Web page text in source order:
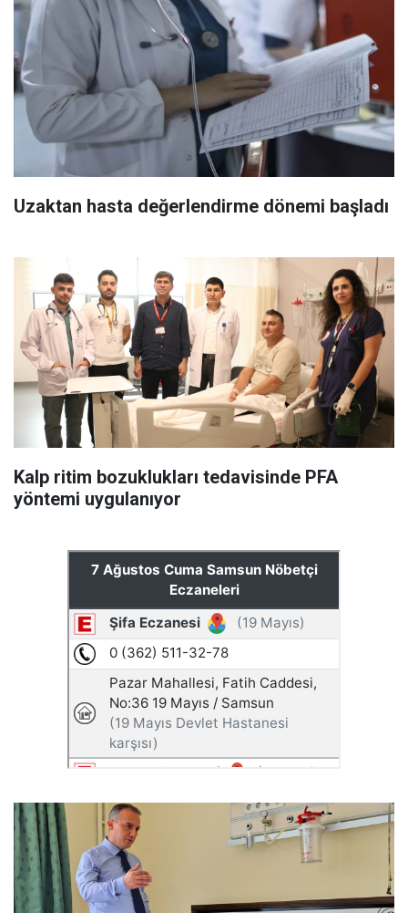
Uzaktan hasta değerlendirme dönemi başladı
Kalp ritim bozuklukları tedavisinde PFA
yöntemi uygulanıyor